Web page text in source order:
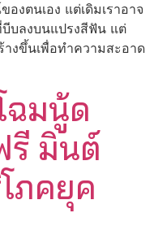
งตนเอง แต่เดิมเราอาจ
บลงบนแปรงสีฟัน แต่
งขึ้นเพื่อทำความสะอาด
ฉมนู้ด
รี มินต์
ภคยุค